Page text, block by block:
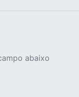
abaixo